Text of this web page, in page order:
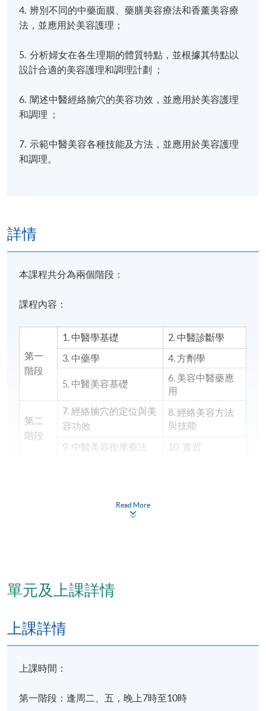
4. 辨別不同的中藥面膜、藥膳美容療法和香薰美容療
法，並應用於美容護理；
5. 分析婦女在各生理期的體質特點，並根據其特點以
設計合適的美容護理和調理計劃 ；
6. 闡述中醫經絡腧穴的美容功效，並應用於美容護理
和調理 ；
7. 示範中醫美容各種技能及方法，並應用於美容護理
和調理。
詳情
本課程共分為兩個階段：
課程內容：
第一
階段
1. 中醫學基礎
2. 中醫診斷學
3. 中藥學
4. 方劑學
5. 中醫美容基礎
6. 美容中醫藥應
用
第二
階段
7. 經絡腧穴的定位與美
容功效
8. 經絡美容方法
與技能
9. 中醫美容按摩療法
10. 實習
率達80%或以上 (單元十《實習》(中國內地)出席率必
可按香港大學體制，經香港大學專業進修學院獲准頒
Read More
單元及上課詳情
上課詳情
上課時間：
第一階段：逢周二、五，晚上7時至10時